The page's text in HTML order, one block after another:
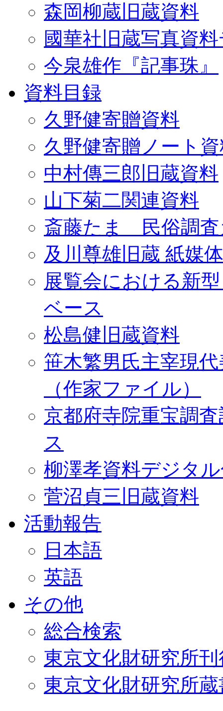
森岡柳蔵旧蔵資料
國華社旧蔵写真資
今泉雄作『記事珠』
資料目録
久野健寄贈資料
久野健寄贈ノート
中村傳三郎旧蔵資料
山下菊二関連資料
斎藤たま 民俗調査
及川尊雄旧蔵 紙媒
展覧会における新
ベース
松島健旧蔵資料
笹木繁男氏主宰現
（作家ファイル）
京都府寺院重宝調
ス
柳澤孝資料デジタ
菅沼貞三旧蔵資料
活動報告
日本語
英語
その他
総合検索
東京文化財研究所
東京文化財研究所